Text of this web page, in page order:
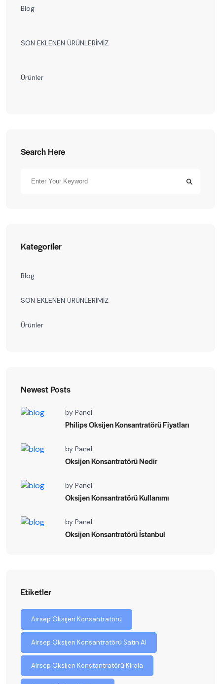
Blog
SON EKLENEN ÜRÜNLERİMİZ
Ürünler
Search Here
Kategoriler
Blog
SON EKLENEN ÜRÜNLERİMİZ
Ürünler
Newest Posts
by Panel
Philips Oksijen Konsantratörü Fiyatları
by Panel
Oksijen Konsantratörü Nedir
by Panel
Oksijen Konsantratörü Kullanımı
by Panel
Oksijen Konsantratörü İstanbul
Etiketler
Airsep Oksijen Konsantratörü
Airsep Oksijen Konsantratörü Satın Al
Airsep Oksijen Konstantratörü Kirala